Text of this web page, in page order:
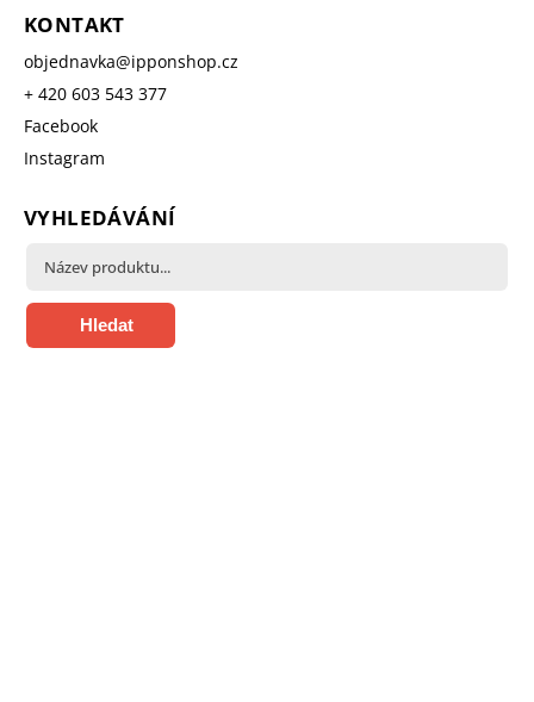
KONTAKT
objednavka@ipponshop.cz
+ 420 603 543 377
Facebook
Instagram
VYHLEDÁVÁNÍ
Hledat